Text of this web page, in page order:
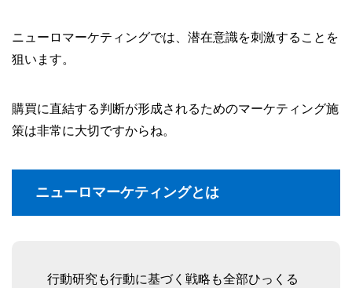
ニューロマーケティングでは、潜在意識を刺激することを
狙います。
購買に直結する判断が形成されるためのマーケティング施
策は非常に大切ですからね。
ニューロマーケティングとは
行動研究も行動に基づく戦略も全部ひっくる